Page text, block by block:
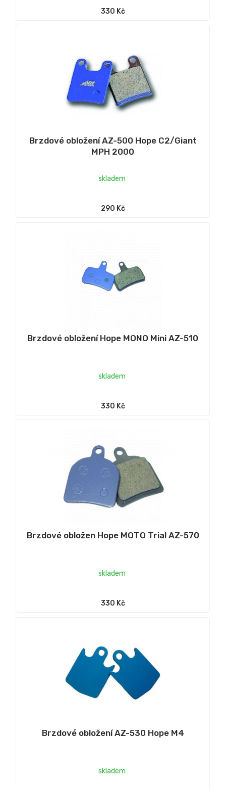
330 Kč
Brzdové obložení AZ-500 Hope C2/Giant
MPH 2000
skladem
290 Kč
Brzdové obložení Hope MONO Mini AZ-510
skladem
330 Kč
Brzdové obložen Hope MOTO Trial AZ-570
skladem
330 Kč
Brzdové obložení AZ-530 Hope M4
skladem